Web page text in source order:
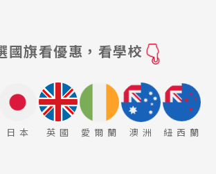
國旗看優惠，看學校
日 本 英 國 愛 爾 蘭 澳 洲 紐 西 蘭